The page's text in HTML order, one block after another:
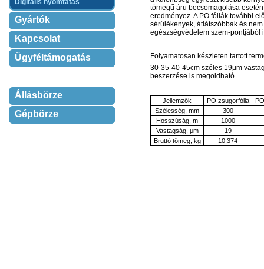
tömegű áru becsomagolása
eredményez. A PO fóliák további
sérülékenyek, átlátszóbbak és
egészségvédelem szem-pontjából
Folyamatosan készleten tartott
30-35-40-45cm széles 19µm
beszerzése is megoldható.
Jellemzők PO zsugorfólia
Szélesség, mm
300
Hosszúság, m
1000
Vastagság, μm
19
Bruttó tömeg, kg
10,374
Digitális nyomtatás
Gyártók
Kapcsolat
Ügyféltámogatás
Állásbörze
Gépbörze